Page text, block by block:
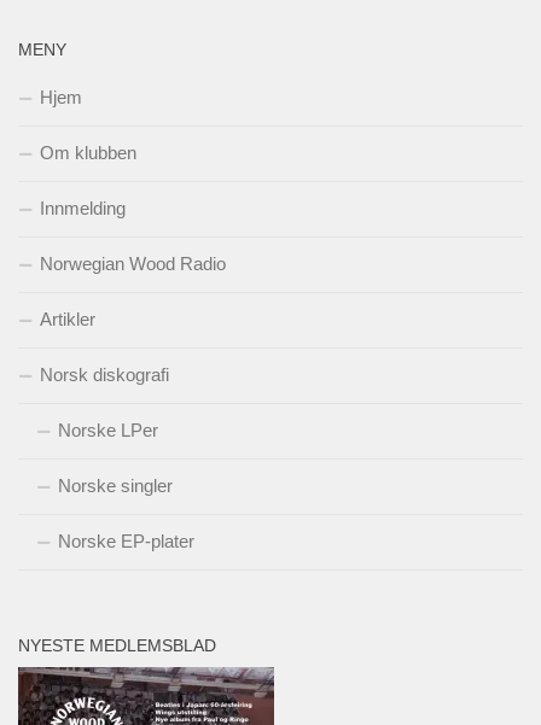
MENY
Hjem
Om klubben
Innmelding
Norwegian Wood Radio
Artikler
Norsk diskografi
Norske LPer
Norske singler
Norske EP-plater
NYESTE MEDLEMSBLAD